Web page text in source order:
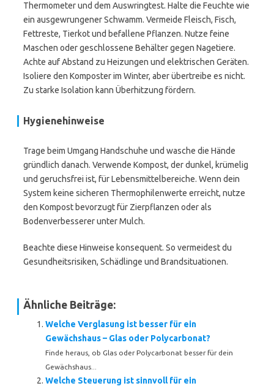
Thermometer und dem Auswringtest. Halte die Feuchte wie
ein ausgewrungener Schwamm. Vermeide Fleisch, Fisch,
Fettreste, Tierkot und befallene Pflanzen. Nutze feine
Maschen oder geschlossene Behälter gegen Nagetiere.
Achte auf Abstand zu Heizungen und elektrischen Geräten.
Isoliere den Komposter im Winter, aber übertreibe es nicht.
Zu starke Isolation kann Überhitzung fördern.
Hygienehinweise
Trage beim Umgang Handschuhe und wasche die Hände
gründlich danach. Verwende Kompost, der dunkel, krümelig
und geruchsfrei ist, für Lebensmittelbereiche. Wenn dein
System keine sicheren Thermophilenwerte erreicht, nutze
den Kompost bevorzugt für Zierpflanzen oder als
Bodenverbesserer unter Mulch.
Beachte diese Hinweise konsequent. So vermeidest du
Gesundheitsrisiken, Schädlinge und Brandsituationen.
Ähnliche Beiträge:
Welche Verglasung ist besser für ein
Gewächshaus – Glas oder Polycarbonat?
Finde heraus, ob Glas oder Polycarbonat besser für dein
Gewächshaus...
Welche Steuerung ist sinnvoll für ein